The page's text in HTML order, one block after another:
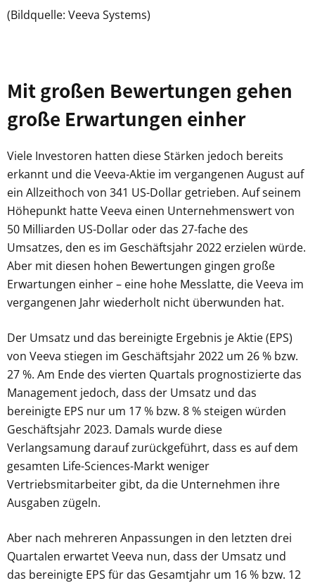
(Bildquelle: Veeva Systems)
Mit großen Bewertungen gehen
große Erwartungen einher
Viele Investoren hatten diese Stärken jedoch bereits
erkannt und die Veeva-Aktie im vergangenen August auf
ein Allzeithoch von 341 US-Dollar getrieben. Auf seinem
Höhepunkt hatte Veeva einen Unternehmenswert von
50 Milliarden US-Dollar oder das 27-fache des
Umsatzes, den es im Geschäftsjahr 2022 erzielen würde.
Aber mit diesen hohen Bewertungen gingen große
Erwartungen einher – eine hohe Messlatte, die Veeva im
vergangenen Jahr wiederholt nicht überwunden hat.
Der Umsatz und das bereinigte Ergebnis je Aktie (EPS)
von Veeva stiegen im Geschäftsjahr 2022 um 26 % bzw.
27 %. Am Ende des vierten Quartals prognostizierte das
Management jedoch, dass der Umsatz und das
bereinigte EPS nur um 17 % bzw. 8 % steigen würden
Geschäftsjahr 2023. Damals wurde diese
Verlangsamung darauf zurückgeführt, dass es auf dem
gesamten Life-Sciences-Markt weniger
Vertriebsmitarbeiter gibt, da die Unternehmen ihre
Ausgaben zügeln.
Aber nach mehreren Anpassungen in den letzten drei
Quartalen erwartet Veeva nun, dass der Umsatz und
das bereinigte EPS für das Gesamtjahr um 16 % bzw. 12